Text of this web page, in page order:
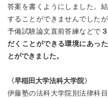
答案を書くようにしました。
することができませんでした
予備試験論文直前答練などで
だくことができる環境にあっ
とができました。
〈早稲田大学法科大学院〉
伊藤塾の法科大学院別法律科